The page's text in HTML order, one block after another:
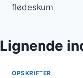
flødeskum
Lignende
OPSKRIFTER